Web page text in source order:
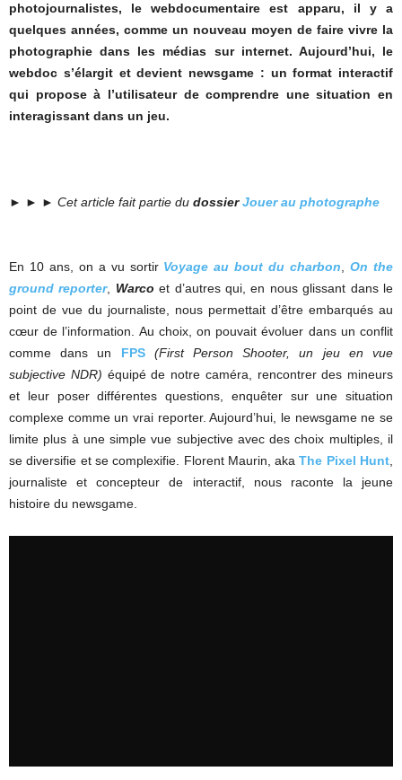
photojournalistes, le webdocumentaire est apparu, il y a
quelques années, comme un nouveau moyen de faire vivre la
photographie dans les médias sur internet. Aujourd’hui, le
webdoc s’élargit et devient newsgame : un format interactif
qui propose à l’utilisateur de comprendre une situation en
interagissant dans un jeu.
► ► ► Cet article fait partie du dossierJouer au photographe
En 10 ans, on a vu sortir Voyage au bout du charbon,On the
ground reporter, Warco et d’autres qui, en nous glissant dans le
point de vue du journaliste, nous permettait d’être embarqués au
cœur de l’information. Au choix, on pouvait évoluer dans un conflit
comme dans un FPS
(First Person Shooter, un jeu en vue
subjective NDR) équipé de notre caméra, rencontrer des mineurs
et leur poser différentes questions, enquêter sur une situation
complexe comme un vrai reporter. Aujourd’hui, le newsgame ne se
limite plus à une simple vue subjective avec des choix multiples, il
se diversifie et se complexifie. Florent Maurin, akaThe Pixel Hunt,
journaliste et concepteur de interactif, nous raconte la jeune
histoire du newsgame.